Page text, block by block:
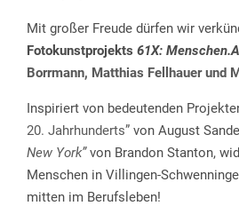
Mit großer Freude dürfen wir
Fotokunstprojekts 61X:
Borrmann, Matthias Fellhauer und
Inspiriert von bedeutenden
20. Jahrhunderts” von August
New York”von Brandon Stanton,
Menschen in Villingen-
mitten im Berufsleben!